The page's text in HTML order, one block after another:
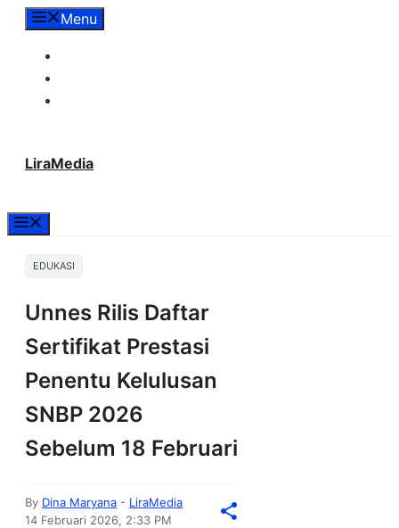
LangsungMenu
LiraMedia
EDUKASI
Unnes Rilis Daftar
Sertifikat Prestasi
Penentu Kelulusan
SNBP 2026
Sebelum 18 Februari
By Dina Maryana - LiraMedia
14 Februari 2026, 2:33 PM